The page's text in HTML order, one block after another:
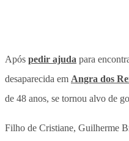
Após pedir ajuda para
desaparecida em Angra dos
de 48 anos, se tornou alvo de
Filho de Cristiane, Guilherme